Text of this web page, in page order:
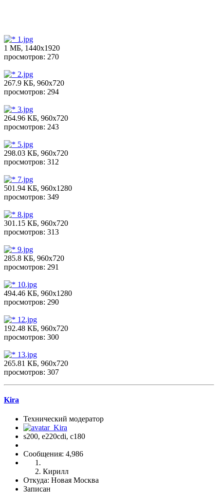
1.jpg
1 МБ, 1440x1920
просмотров: 270
2.jpg
267.9 КБ, 960x720
просмотров: 294
3.jpg
264.96 КБ, 960x720
просмотров: 243
5.jpg
298.03 КБ, 960x720
просмотров: 312
7.jpg
501.94 КБ, 960x1280
просмотров: 349
8.jpg
301.15 КБ, 960x720
просмотров: 313
9.jpg
285.8 КБ, 960x720
просмотров: 291
10.jpg
494.46 КБ, 960x1280
просмотров: 290
12.jpg
192.48 КБ, 960x720
просмотров: 300
13.jpg
265.81 КБ, 960x720
просмотров: 307
Kira
Технический модератор
s200, е220cdi, с180
Сообщения: 4,986
Кирилл
Откуда: Новая Москва
Записан